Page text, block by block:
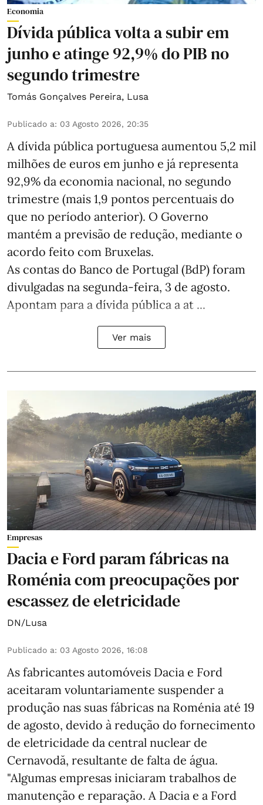
Economia
Dívida pública volta a subir em
junho e atinge 92,9% do PIB no
segundo trimestre
Tomás Gonçalves Pereira, Lusa
Publicado a: 03 Agosto 2026, 20:35
A dívida pública portuguesa aumentou 5,2 mil
milhões de euros em junho e já representa
92,9% da economia nacional, no segundo
trimestre (mais 1,9 pontos percentuais do
que no período anterior). O Governo
mantém a previsão de redução, mediante o
acordo feito com Bruxelas.
As contas do Banco de Portugal (BdP) foram
divulgadas na segunda-feira, 3 de agosto.
Apontam para a dívida pública a at ...
Ver mais
Empresas
Dacia e Ford param fábricas na
Roménia com preocupações por
escassez de eletricidade
DN/Lusa
Publicado a: 03 Agosto 2026, 16:08
As fabricantes automóveis Dacia e Ford
aceitaram voluntariamente suspender a
produção nas suas fábricas na Roménia até 19
de agosto, devido à redução do fornecimento
de eletricidade da central nuclear de
Cernavodă, resultante de falta de água.
"Algumas empresas iniciaram trabalhos de
manutenção e reparação. A Dacia e a Ford